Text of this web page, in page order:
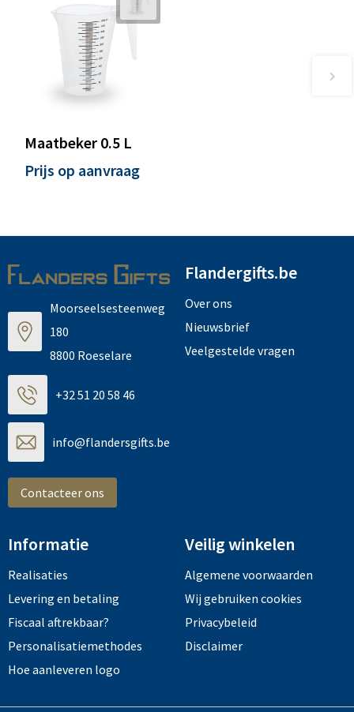
Maatbeker 0.5 L
Prijs op aanvraag
Moorseelsesteenweg
180
8800 Roeselare
+32 51 20 58 46
info@flandersgifts.be
Contacteer ons
Flandergifts.be
Over ons
Nieuwsbrief
Veelgestelde vragen
Informatie
Realisaties
Levering en betaling
Fiscaal aftrekbaar?
Personalisatiemethodes
Hoe aanleveren logo
Veilig winkelen
Algemene voorwaarden
Wij gebruiken cookies
Privacybeleid
Disclaimer